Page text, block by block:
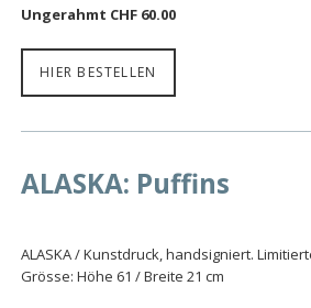
Ungerahmt CHF 60.00
HIER BESTELLEN
ALASKA: Puffins
ALASKA / Kunstdruck, handsigniert.
Grösse: Höhe 61 / Breite 21 cm